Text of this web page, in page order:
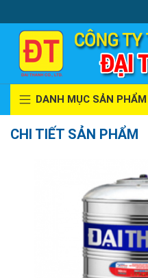
DANH MỤC SẢN PHẨM
CHI TIẾT SẢN PHẨM